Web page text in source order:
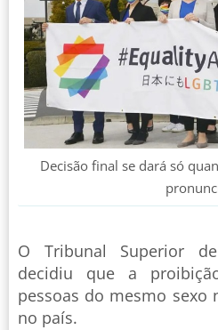
Decisão final se dará só
O Tribunal Superior
decidiu que a
pessoas do mesmo sexo
no país.